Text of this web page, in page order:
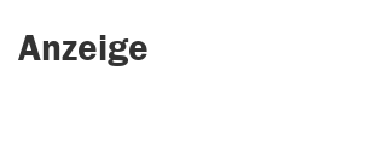
Anzeige